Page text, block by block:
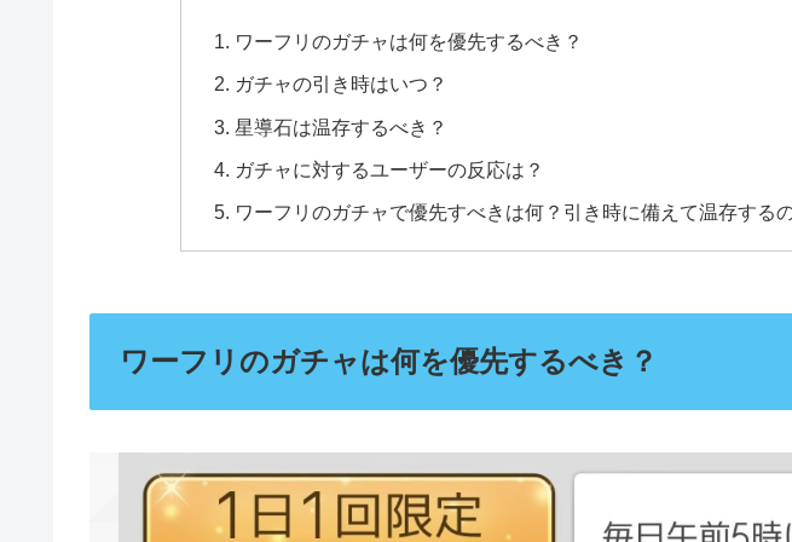
ワーフリのガチャは何を優先するべき？
ガチャの引き時はいつ？
星導石は温存するべき？
ガチャに対するユーザーの反応は？
ワーフリのガチャで優先すべきは何？引き時に備えて温存する
ワーフリのガチャは何を優先するべき？